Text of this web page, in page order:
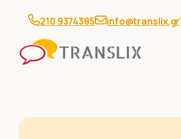
210 9374385 info@translix.gr